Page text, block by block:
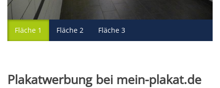
Fläche 1 Fläche 2 Fläche 3
Plakatwerbung bei mein-plakat.de